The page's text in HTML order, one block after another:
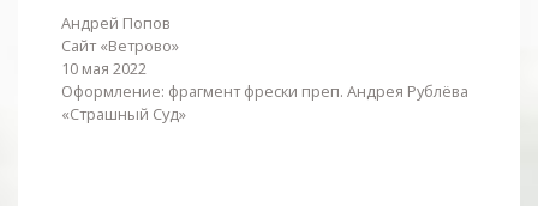
Андрей Попов
Сайт «Ветрово»
10 мая 2022
Оформление: фрагмент фрески преп. Андрея Рублёва
«Страшный Суд»